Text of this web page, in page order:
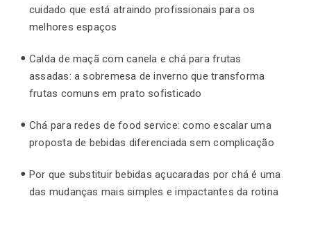
cuidado que está atraindo profissionais para os
melhores espaços
Calda de maçã com canela e chá para frutas
assadas: a sobremesa de inverno que transforma
frutas comuns em prato sofisticado
Chá para redes de food service: como escalar uma
proposta de bebidas diferenciada sem complicação
Por que substituir bebidas açucaradas por chá é uma
das mudanças mais simples e impactantes da rotina